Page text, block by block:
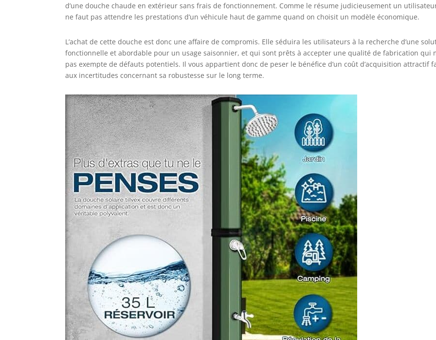
d’une douche chaude en extérieur sans frais de fonctionnement. Comme le résume judicieusement un
ne faut pas attendre les prestations d’un véhicule haut de gamme quand on choisit un modèle économique.
L’achat de cette douche est donc une affaire de compromis. Elle séduira les utilisateurs à la recherche d’une
fonctionnelle et abordable pour un usage saisonnier, et qui sont prêts à accepter une qualité de fabrication qui
pas exempte de défauts potentiels. Il vous appartient donc de peser le bénéfice d’un coût d’acquisition attractif
aux incertitudes concernant sa robustesse sur le long terme.